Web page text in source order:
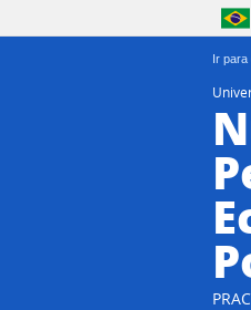
Ir para